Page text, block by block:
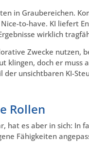
in Graubereichen.
to-have. KI liefert
wirklich
Zwecke nutzen,
klingen, doch er muss
der unsichtbaren KI-
Rollen
hat es aber in sich: In
Fähigkeiten